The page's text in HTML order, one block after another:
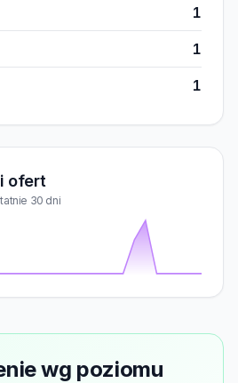
1
1
1
ofert
30 dni
wg poziomu